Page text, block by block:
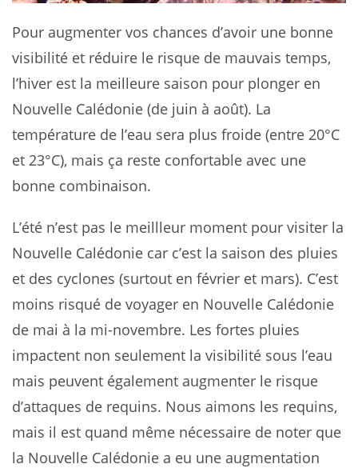
Pour augmenter vos chances d’avoir une bonne
visibilité et réduire le risque de mauvais temps,
l’hiver est la meilleure saison pour plonger en
Nouvelle Calédonie (de juin à août). La
température de l’eau sera plus froide (entre 20°C
et 23°C), mais ça reste confortable avec une
bonne combinaison.
L’été n’est pas le meillleur moment pour visiter la
Nouvelle Calédonie car c’est la saison des pluies
et des cyclones (surtout en février et mars). C’est
moins risqué de voyager en Nouvelle Calédonie
de mai à la mi-novembre. Les fortes pluies
impactent non seulement la visibilité sous l’eau
mais peuvent également augmenter le risque
d’attaques de requins. Nous aimons les requins,
mais il est quand même nécessaire de noter que
la Nouvelle Calédonie a eu une augmentation